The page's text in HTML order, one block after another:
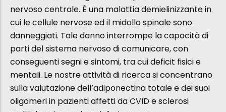
nervoso centrale. È una malattia demielinizzante in
cui le cellule nervose ed il midollo spinale sono
danneggiati. Tale danno interrompe la capacità di
parti del sistema nervoso di comunicare, con
conseguenti segni e sintomi, tra cui deficit fisici e
mentali. Le nostre attività di ricerca si concentrano
sulla valutazione dell’adiponectina totale e dei suoi
oligomeri in pazienti affetti da CVID e sclerosi